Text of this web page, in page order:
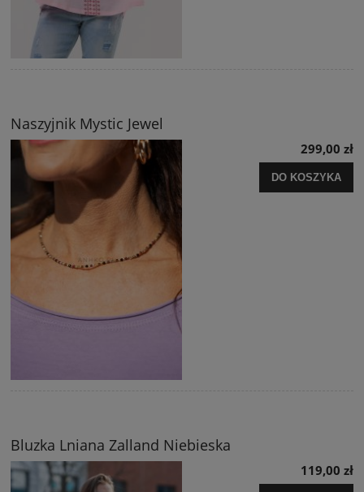
Naszyjnik Mystic Jewel
299,00 zł
DO KOSZYKA
Bluzka Lniana Zalland Niebieska
119,00 zł